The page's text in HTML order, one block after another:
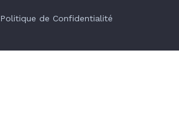
Politique de Confidentialité